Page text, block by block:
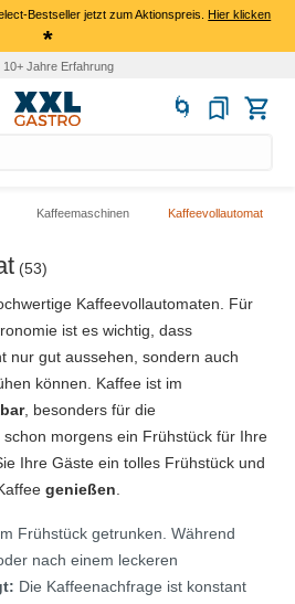
Bestseller jetzt zum Aktionspreis.Hier klicken
*
10+ Jahre Erfahrung
Kaffeemaschinen Kaffeevollautomat
(53)
Kaffeevollautomaten. Für
ist es wichtig, dass
nur gut aussehen, sondern auch
können. Kaffee ist im
, besonders für die
morgens ein Frühstück für Ihre
Ihre Gäste ein tolles Frühstück und
genießen
Frühstück getrunken. Während
nach einem leckeren
Die Kaffeenachfrage ist konstant